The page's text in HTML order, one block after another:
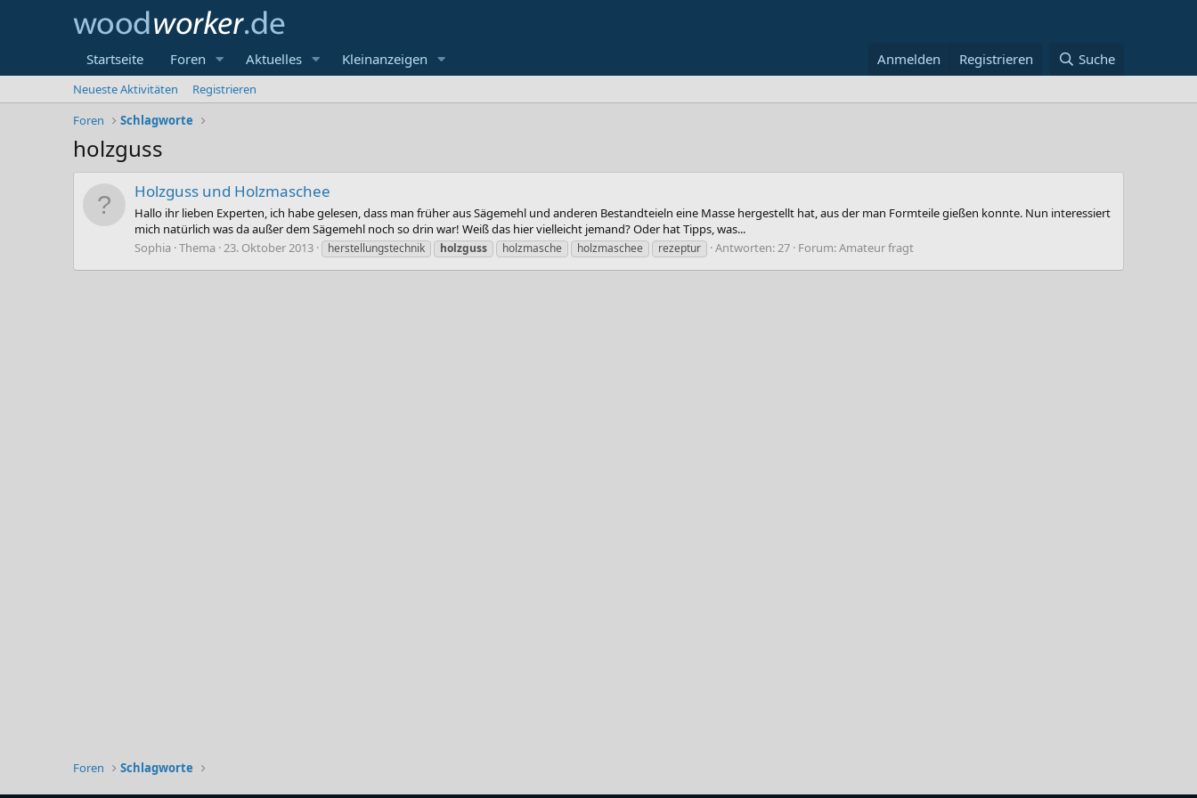
Startseite Foren Aktuelles Kleinanzeigen Anmelden Registrieren Suche
Neueste Aktivitäten
Registrieren
Foren
Schlagworte
holzguss
Holzguss und Holzmaschee
Hallo ihr lieben Experten, ich habe gelesen, dass man früher aus Sägemehl und anderen Bestandteieln eine Masse hergestellt hat, aus der man Formteile gießen konnte. Nun interessiert
mich natürlich was da außer dem Sägemehl noch so drin war! Weiß das hier vielleicht jemand? Oder hat Tipps, was...
Sophia Thema 23. Oktober 2013 herstellungstechnik holzguss holzmasche holzmaschee rezeptur Antworten: 27 Forum:Amateur fragt
Foren Schlagworte